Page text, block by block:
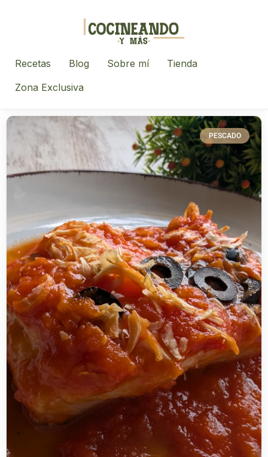
Recetas Blog Sobre mí
Tienda
Zona Exclusiva
PESCADO